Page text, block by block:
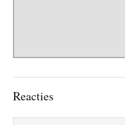
Lees
Reacties